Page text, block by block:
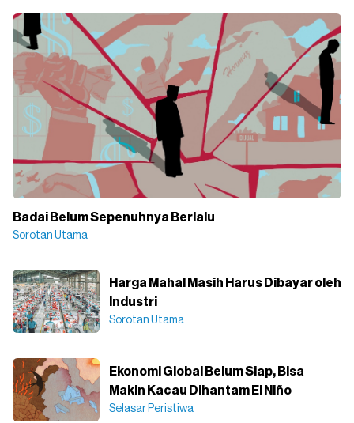
Badai Belum Sepenuhnya Berlalu
Sorotan Utama
Harga Mahal Masih Harus Dibayar oleh
Industri
Sorotan Utama
Ekonomi Global Belum Siap, Bisa
Makin Kacau Dihantam El Niño
Selasar Peristiwa